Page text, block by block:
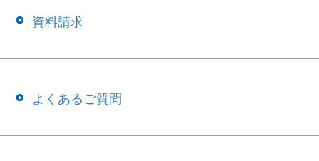
資料請求
よくあるご質問